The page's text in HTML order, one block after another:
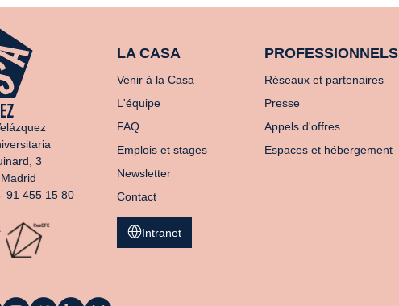
3
91 455 15 80
LA CASA
Venir à la Casa
L'équipe
FAQ
Emplois et stages
Newsletter
Contact
PROFESSIONNELS
Réseaux et partenaires
Presse
Appels d'offres
Espaces et hébergement
Intranet